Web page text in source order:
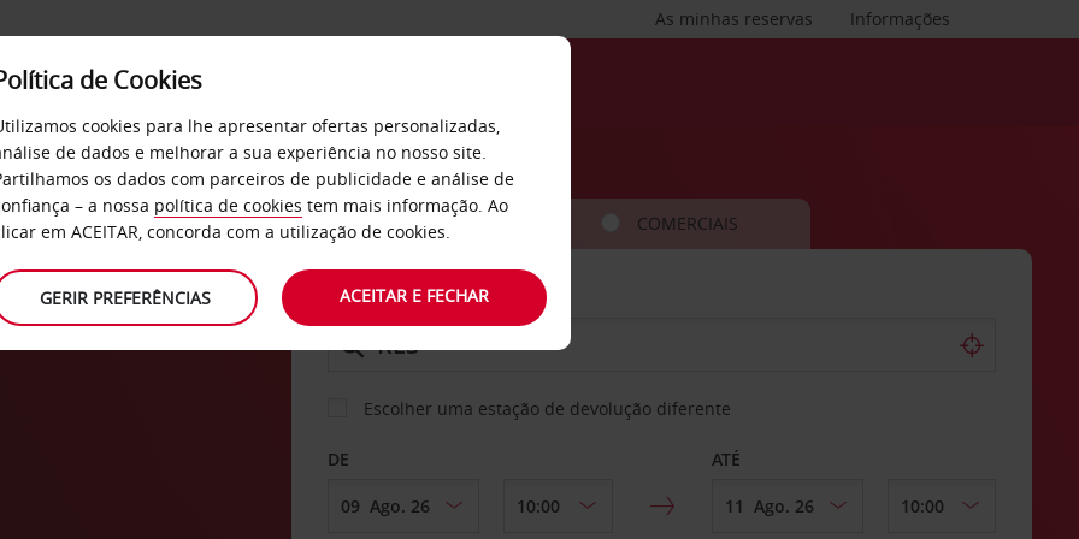
Informações
As minhas reservas
SERVIÇOS EMPRESAS
CARRO COMERCIAIS
LEVANTAR EM
Escolher uma estação de devolução diferente
DE ATÉ
de Cookies
cookies para lhe apresentar ofertas personalizadas,
de dados e melhorar a sua experiência no nosso site.
os dados com parceiros de publicidade e análise de
– a nossa política de cookies tem mais informação. Ao
em ACEITAR, concorda com a utilização de cookies.
GERIR PREFERÊNCIAS ACEITAR E FECHAR